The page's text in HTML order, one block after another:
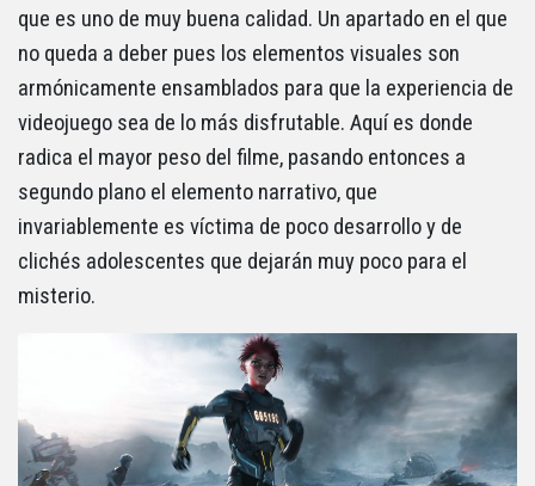
que es uno de muy buena calidad. Un apartado en el que
no queda a deber pues los elementos visuales son
armónicamente ensamblados para que la experiencia de
videojuego sea de lo más disfrutable. Aquí es donde
radica el mayor peso del filme, pasando entonces a
segundo plano el elemento narrativo, que
invariablemente es víctima de poco desarrollo y de
clichés adolescentes que dejarán muy poco para el
misterio.